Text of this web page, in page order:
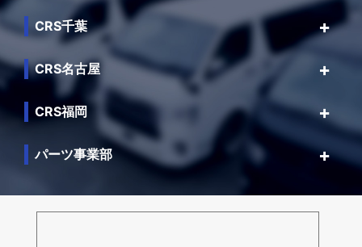
CRS千葉
CRS名古屋
CRS福岡
パーツ事業部